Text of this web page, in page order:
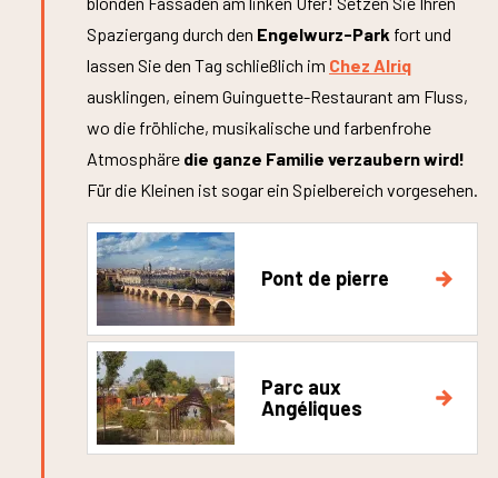
Spaziergang durch den Engelwurz-Park fort und
lassen Sie den Tag schließlich im Chez Alriq
ausklingen, einem Guinguette-Restaurant am Fluss,
wo die fröhliche, musikalische und farbenfrohe
Atmosphäre die ganze Familie verzaubern wird!
Für die Kleinen ist sogar ein Spielbereich vorgesehen.
Pont de pierre
Parc aux
Angéliques